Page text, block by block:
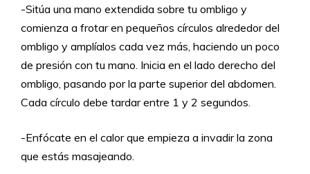
-Sitúa una mano extendida sobre tu ombligo y
comienza a frotar en pequeños círculos alrededor del
ombligo y amplíalos cada vez más, haciendo un poco
de presión con tu mano. Inicia en el lado derecho del
ombligo, pasando por la parte superior del abdomen.
Cada círculo debe tardar entre 1 y 2 segundos.
-Enfócate en el calor que empieza a invadir la zona
que estás masajeando.